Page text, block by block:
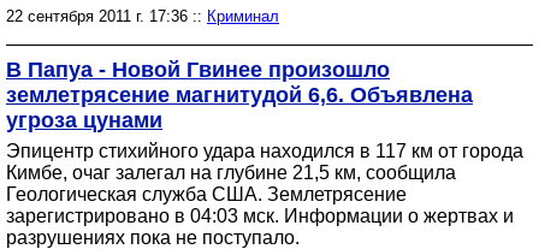
22 сентября 2011 г. 17:36 :: Криминал
В Папуа - Новой Гвинее произошло
землетрясение магнитудой 6,6. Объявлена
угроза цунами
Эпицентр стихийного удара находился в 117 км от города
Кимбе, очаг залегал на глубине 21,5 км, сообщила
Геологическая служба США. Землетрясение
зарегистрировано в 04:03 мск. Информации о жертвах и
разрушениях пока не поступало.